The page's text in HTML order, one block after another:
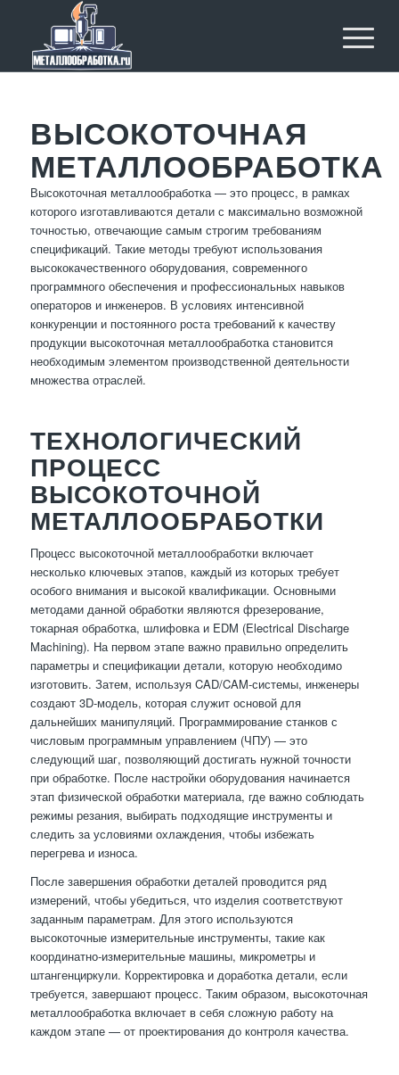
ВЫСОКОТОЧНАЯ
МЕТАЛЛООБРАБОТКА
Высокоточная металлообработка — это процесс, в рамках
которого изготавливаются детали с максимально возможной
точностью, отвечающие самым строгим требованиям
спецификаций. Такие методы требуют использования
высококачественного оборудования, современного
программного обеспечения и профессиональных навыков
операторов и инженеров. В условиях интенсивной
конкуренции и постоянного роста требований к качеству
продукции высокоточная металлообработка становится
необходимым элементом производственной деятельности
множества отраслей.
ТЕХНОЛОГИЧЕСКИЙ
ПРОЦЕСС
ВЫСОКОТОЧНОЙ
МЕТАЛЛООБРАБОТКИ
Процесс высокоточной металлообработки включает
несколько ключевых этапов, каждый из которых требует
особого внимания и высокой квалификации. Основными
методами данной обработки являются фрезерование,
токарная обработка, шлифовка и EDM (Electrical Discharge
Machining). На первом этапе важно правильно определить
параметры и спецификации детали, которую необходимо
изготовить. Затем, используя CAD/CAM-системы, инженеры
создают 3D-модель, которая служит основой для
дальнейших манипуляций. Программирование станков с
числовым программным управлением (ЧПУ) — это
следующий шаг, позволяющий достигать нужной точности
при обработке. После настройки оборудования начинается
этап физической обработки материала, где важно соблюдать
режимы резания, выбирать подходящие инструменты и
следить за условиями охлаждения, чтобы избежать
перегрева и износа.
После завершения обработки деталей проводится ряд
измерений, чтобы убедиться, что изделия соответствуют
заданным параметрам. Для этого используются
высокоточные измерительные инструменты, такие как
координатно-измерительные машины, микрометры и
штангенциркули. Корректировка и доработка детали, если
требуется, завершают процесс. Таким образом, высокоточная
металлообработка включает в себя сложную работу на
каждом этапе — от проектирования до контроля качества.